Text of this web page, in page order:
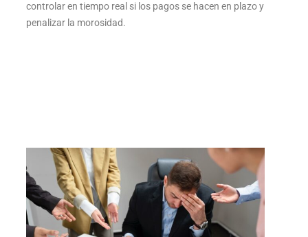
controlar en tiempo real si los pagos se hacen en plazo y
penalizar la morosidad.